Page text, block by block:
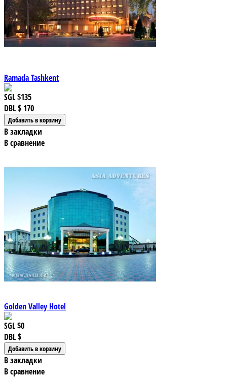
Ramada Tashkent
SGL$135
DBL$ 170
В закладки
В сравнение
Golden Valley Hotel
SGL$0
DBL$
В закладки
В сравнение